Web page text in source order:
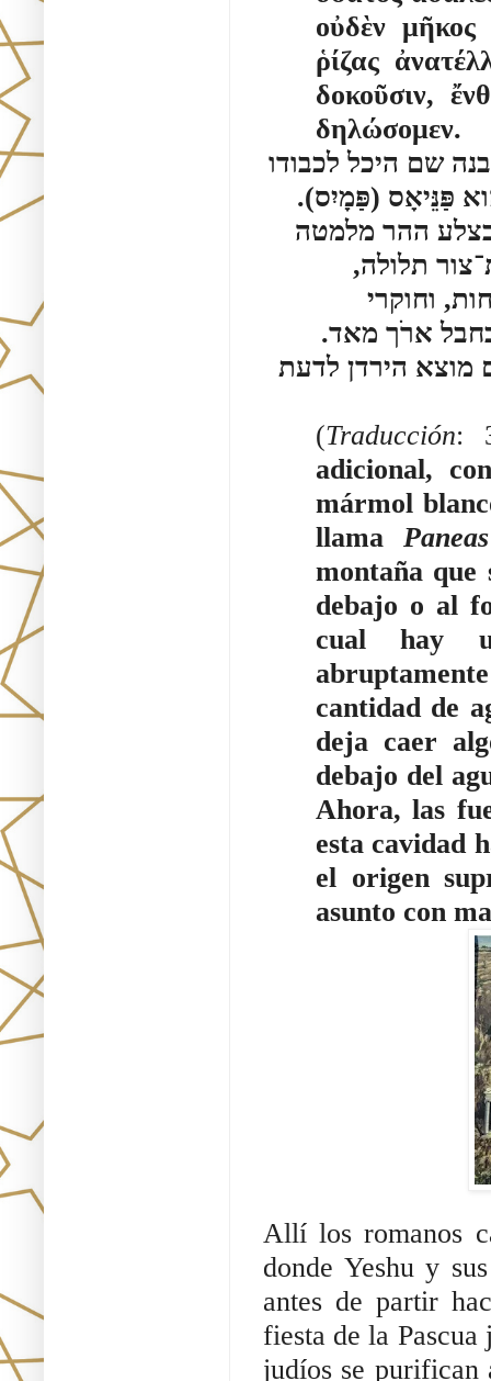
οὐδὲν
ῥίζας
δοκοῦσιν,
δηλώσομεν.
(Traducción:
adicional,
mármol
llama
montaña que
debajo o al
cual hay
cantidad de
deja caer
debajo del
Ahora, las
esta cavidad
el origen
asunto con
Allí los romanos
donde Yeshu y
antes de partir
fiesta de la
judíos se purifican